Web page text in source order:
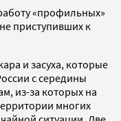
«профильных»
приступивших к
и засуха, которые
с середины
из-за которых на
многих